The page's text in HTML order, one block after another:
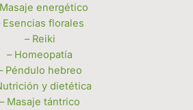
energético
Esencias florales
– Reiki
– Homeopatía
Péndulo hebreo
y dietética
– Masaje tántrico